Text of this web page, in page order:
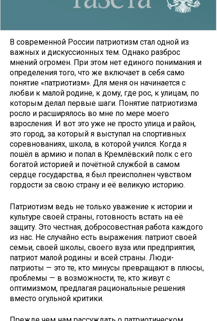
В современной России патриотизм стал одной из
важных и дискуссионных тем. Однако разброс
мнений огромен. При этом нет единого понимания и
определения того, что же включает в себя само
понятие «патриотизм». Для меня он начинается с
любви к малой родине, к дому, где рос, к улицам, по
которым делал первые шаги. Понятие патриотизма
росло и расширялось во мне по мере моего
взросления. И вот это уже не просто улица и район,
это город, за который я выступал на спортивных
соревнованиях, школа, в которой учился. Когда я
пошёл в армию и попал в Кремлёвский полк с его
богатой историей и почётной службой в самом
сердце государства, я был преисполнен чувством
гордости за свою страну и её великую историю.
Патриотизм ведь не только уважение к истории и
культуре своей страны, готовность встать на её
защиту. Это честная, добросовестная работа каждого
из нас. Не случайно есть выражения: патриот своей
семьи, своей школы, своего вуза или предприятия,
патриот малой родины и всей страны. Люди-
патриоты — это те, кто минусы превращают в плюсы,
проблемы — в возможности, те, кто живут с
оптимизмом, предлагая рациональные решения
вместо огульной критики.